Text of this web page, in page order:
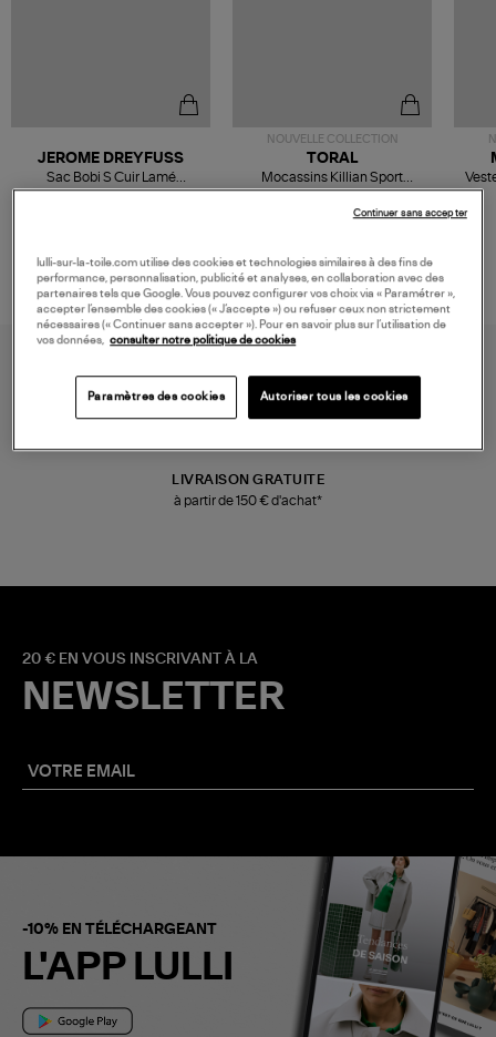
JEROME DREYFUSS
Sac Bobi S Cuir Lamé
Champagne
NOUVELLE COLLECTION
TORAL
Mocassins Killian Sport
Mousse
LIVRAISON GRATUITE
à partir de 150 € d'achat*
20 € EN VOUS INSCRIVANT À LA
NEWSLETTER
-10% EN TÉLÉCHARGEANT
L'APP LULLI
lulli-sur-la-toile.com utilise des cookies et technologies similaires à des fins de
performance, personnalisation, publicité et analyses, en collaboration avec des
partenaires tels que Google. Vous pouvez configurer vos choix via « Paramétrer »,
accepter l’ensemble des cookies (« J’accepte ») ou refuser ceux non strictement
nécessaires (« Continuer sans accepter »). Pour en savoir plus sur l’utilisation de
vos données, consulter notre politique de cookies
Paramètres des cookies Autoriser tous les cookies
Continuer sans accepter